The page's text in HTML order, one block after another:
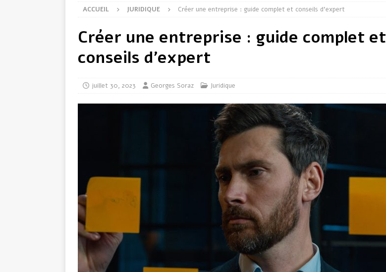
ACCUEIL JURIDIQUE Créer une entreprise : guide complet et conseils d’expert
Créer une entreprise : guide complet et
conseils d’expert
juillet 30, 2023 Georges Soraz Juridique